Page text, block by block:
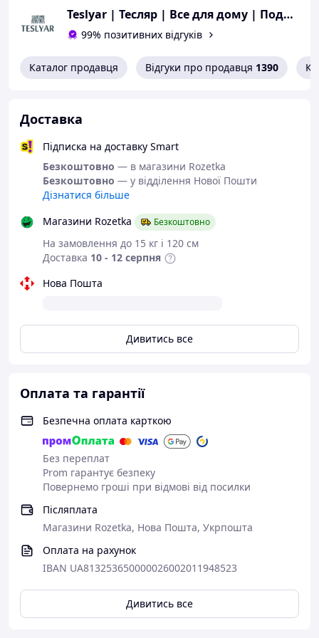
Матеріал:
нержавіюча сталь;
Тип кріплення: самоклеюча основа (без
свердління);
Розмір одного гачка:4,5 х 4,5 см;
Максимальне навантаження:
до 10 кг;
Увага! Аксесуари зображені на фото до комплекту не
входять.
Зробіть вашу ванну кімнату зручнішою вже сьогодні.
Замовляйте набір сталевих гачків за вигідною
ціною!
Teslyar | Тесляр | Все для дому | Подарунки | Гурт
99% позитивних відгуків
Каталог продавця Відгуки про продавця 1390
Доставка
Підписка на доставку Smart
Безкоштовно — в магазини Rozetka
Безкоштовно — у відділення Нової Пошти
Дізнатися більше
Магазини Rozetka
Безкоштовно
На замовлення до 15 кг і 120 см
Доставка 10 - 12 серпня
Нова Пошта
Дивитись все
Оплата та гарантії
Безпечна оплата карткою
Без переплат
Prom гарантує безпеку
Повернемо гроші при відмові від посилки
Післяплата
Магазини Rozetka, Нова Пошта, Укрпошта
Оплата на рахунок
IBAN UA813253650000026002011948523
Дивитись все